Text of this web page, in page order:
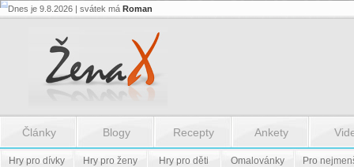
Flash.nazev
Flash.nazev
Dnes je 9.8.2026 | svátek má Roman
Články Blogy Recepty Ankety
Hry pro dívky Hry pro ženy Hry pro děti Omalovánky Pro